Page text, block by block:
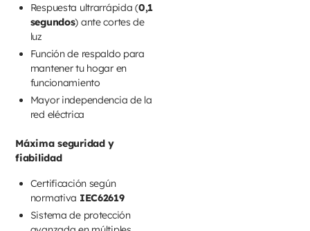
Respuesta ultrarrápida (0,1
segundos) ante cortes de
luz
Función de respaldo para
mantener tu hogar en
funcionamiento
Mayor independencia de la
red eléctrica
Máxima seguridad y
fiabilidad
Certificación según
normativa IEC62619
Sistema de protección